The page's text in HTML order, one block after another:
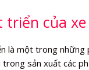
triển của
là một trong những
sản xuất các